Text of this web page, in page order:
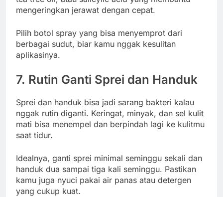
mengeringkan jerawat dengan cepat.
Pilih botol spray yang bisa menyemprot dari
berbagai sudut, biar kamu nggak kesulitan
aplikasinya.
7. Rutin Ganti Sprei dan Handuk
Sprei dan handuk bisa jadi sarang bakteri kalau
nggak rutin diganti. Keringat, minyak, dan sel kulit
mati bisa menempel dan berpindah lagi ke kulitmu
saat tidur.
Idealnya, ganti sprei minimal seminggu sekali dan
handuk dua sampai tiga kali seminggu. Pastikan
kamu juga nyuci pakai air panas atau detergen
yang cukup kuat.